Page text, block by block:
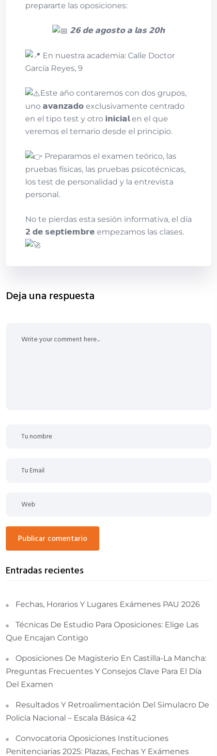
prepararte las oposiciones:
𝟮𝟲 𝗱𝗲 𝗮𝗴𝗼𝘀𝘁𝗼 𝗮 𝗹𝗮𝘀 𝟮𝟬𝗵
En nuestra academia: Calle Doctor
García Reyes, 9
Este año contaremos con dos grupos,
uno 𝗮𝘃𝗮𝗻𝘇𝗮𝗱𝗼 exclusivamente centrado
en el tipo test y otro 𝗶𝗻𝗶𝗰𝗶𝗮𝗹 en el que
veremos el temario desde el principio.
Preparamos el examen teórico, las
pruebas físicas, las pruebas psicotécnicas,
los test de personalidad y la entrevista
personal.
No te pierdas esta sesión informativa, el día
𝟮 𝗱𝗲 𝘀𝗲𝗽𝘁𝗶𝗲𝗺𝗯𝗿𝗲 empezamos las clases.
Deja una respuesta
publicar comentario
Entradas recientes
Fechas, Horarios Y Lugares Exámenes PAU 2026
Técnicas De Estudio Para Oposiciones: Elige Las
Que Encajan Contigo
Oposiciones De Magisterio En Castilla-La Mancha:
Preguntas Frecuentes Y Consejos Clave Para El Día
Del Examen
Resultados Y Retroalimentación Del Simulacro De
Policía Nacional – Escala Básica 42
Convocatoria Oposiciones Instituciones
Penitenciarias 2025: Plazas, Fechas Y Exámenes